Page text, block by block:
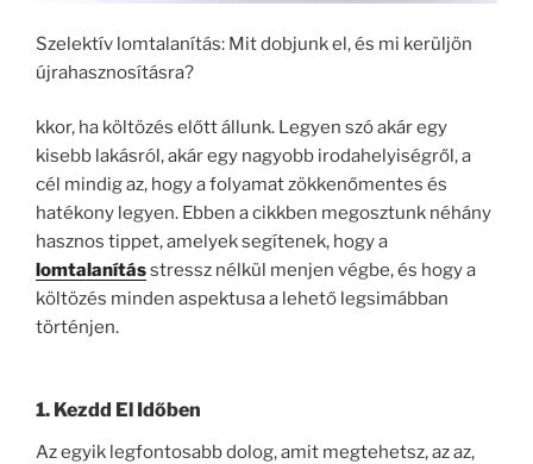
Szelektív lomtalanítás: Mit dobjunk el, és mi kerüljön
újrahasznosításra?
kkor, ha költözés előtt állunk. Legyen szó akár egy
kisebb lakásról, akár egy nagyobb irodahelyiségről, a
cél mindig az, hogy a folyamat zökkenőmentes és
hatékony legyen. Ebben a cikkben megosztunk néhány
hasznos tippet, amelyek segítenek, hogy a
lomtalanításstressz nélkül menjen végbe, és hogy a
költözés minden aspektusa a lehető legsimábban
történjen.
1. Kezdd El Időben
Az egyik legfontosabb dolog, amit megtehetsz, az az,